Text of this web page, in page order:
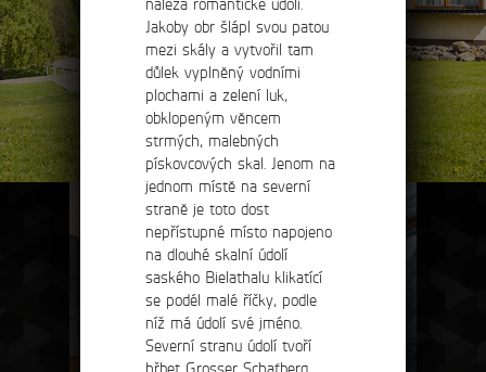
nalézá romantické údolí.
Jakoby obr šlápl svou patou
mezi skály a vytvořil tam
důlek vyplněný vodními
plochami a zelení luk,
obklopeným věncem
strmých, malebných
pískovcových skal. Jenom na
jednom místě na severní
straně je toto dost
nepřístupné místo napojeno
na dlouhé skalní údolí
saského Bielathalu klikatící
se podél malé říčky, podle
níž má údolí své jméno.
Severní stranu údolí tvoří